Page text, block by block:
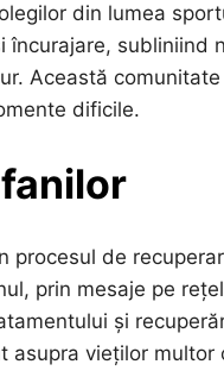
din lumea
subliniind
Această
dificile.
de
prin mesaje pe
și
asupra vieților multor